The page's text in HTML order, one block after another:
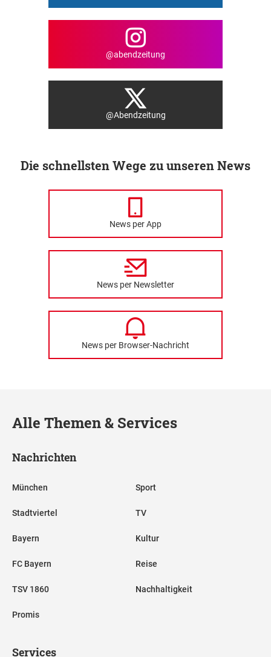
@abendzeitung
@Abendzeitung
Die schnellsten Wege zu unseren News
News per App
News per Newsletter
News per Browser-Nachricht
Alle Themen & Services
Nachrichten
München
Stadtviertel
Bayern
FC Bayern
TSV 1860
Promis
Sport
TV
Kultur
Reise
Nachhaltigkeit
Services